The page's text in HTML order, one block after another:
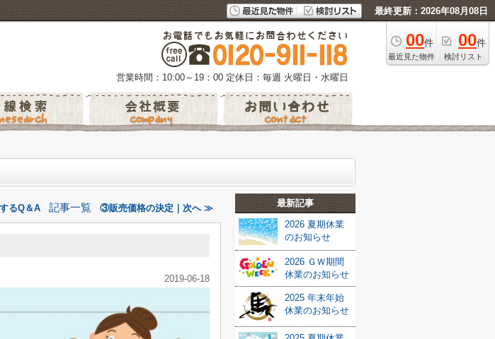
最終更新：2026年08月08日
00件
最近見た物件
00件
検討リスト
営業時間：10:00～19：00 定休日：毎週 火曜日・水曜日
るQ＆A 記事一覧 ③販売価格の決定｜次へ ≫
2019-06-18
最新記事
2026 夏期休業
のお知らせ
2026 ＧＷ期間
休業のお知らせ
2025 年末年始
休業のお知らせ